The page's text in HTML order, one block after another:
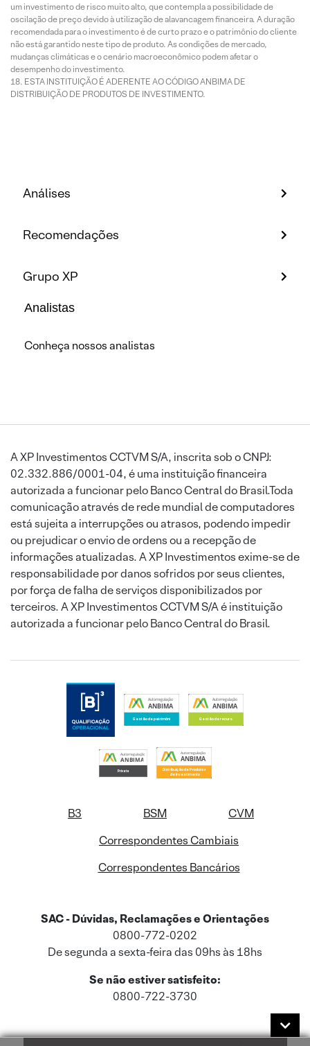
um investimento de risco muito alto, que contempla a possibilidade de
oscilação de preço devido à utilização de alavancagem financeira. A duração
recomendada para o investimento é de curto prazo e o patrimônio do cliente
não está garantido neste tipo de produto. As condições de mercado,
mudanças climáticas e o cenário macroeconômico podem afetar o
desempenho do investimento.
ESTA INSTITUIÇÃO É ADERENTE AO CÓDIGO ANBIMA DE
DISTRIBUIÇÃO DE PRODUTOS DE INVESTIMENTO.
Análises
Recomendações
Grupo XP
Analistas
Conheça nossos analistas
A XP Investimentos CCTVM S/A, inscrita sob o CNPJ:
02.332.886/0001-04, é uma instituição financeira
autorizada a funcionar pelo Banco Central do Brasil.Toda
comunicação através de rede mundial de computadores
está sujeita a interrupções ou atrasos, podendo impedir
ou prejudicar o envio de ordens ou a recepção de
informações atualizadas. A XP Investimentos exime-se de
responsabilidade por danos sofridos por seus clientes,
por força de falha de serviços disponibilizados por
terceiros. A XP Investimentos CCTVM S/A é instituição
autorizada a funcionar pelo Banco Central do Brasil.
B3 BSM
CVM
Correspondentes Cambiais
Correspondentes Bancários
SAC - Dúvidas, Reclamações e Orientações
0800-772-0202
De segunda a sexta-feira das 09hs às 18hs
Se não estiver satisfeito:
0800-722-3730